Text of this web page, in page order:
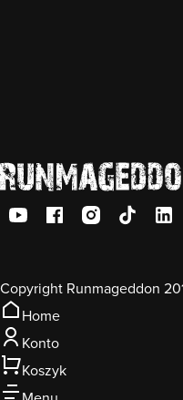
Copyright Runmageddon
Home
Konto
Koszyk